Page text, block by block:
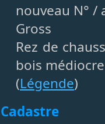
nouveau N° /
Gross
Rez de
bois médiocre
(Légende)
Cadastre